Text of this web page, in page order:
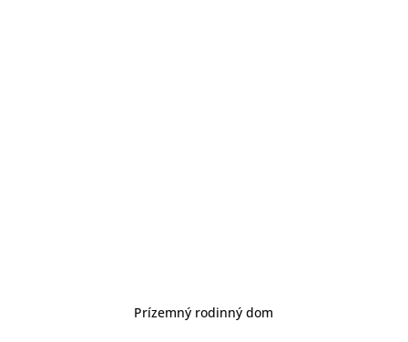
Prízemný rodinný dom